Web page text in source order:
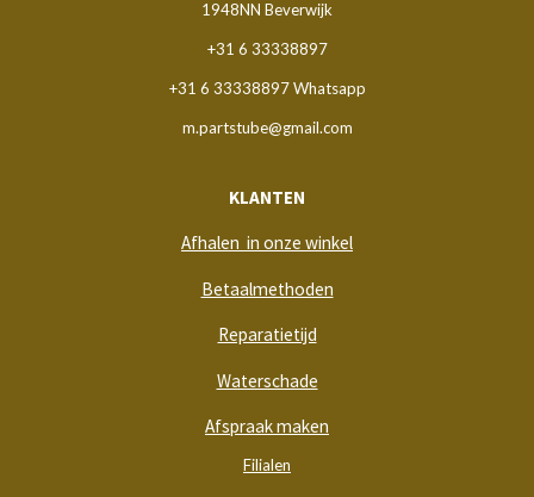
1948NN Beverwijk
+31 6 33338897
+31 6 33338897 Whatsapp
m.partstube@gmail.com
KLANTEN
Afhalen in onze winkel
Betaalmethoden
Reparatietijd
Waterschade
Afspraak maken
Filialen